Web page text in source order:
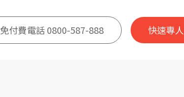
免付費電話 0800-587-888 快速專